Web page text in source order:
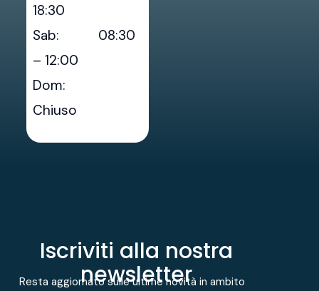
18:30
Sab: 08:30
– 12:00
Dom:
Chiuso
Iscriviti alla nostra
newsletter
Resta aggiornato sulle ultime novità in ambito